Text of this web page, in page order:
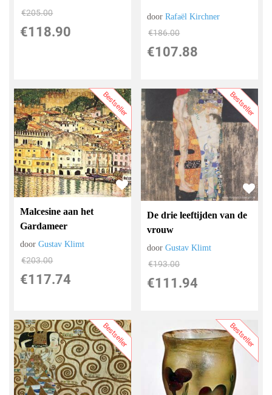
€205.00
€118.90
doorRafaël Kirchner
€186.00
€107.88
Bestseller
Malcesine aan het
Gardameer
doorGustav Klimt
€203.00
€117.74
Bestseller
De drie leeftijden van de
vrouw
doorGustav Klimt
€193.00
€111.94
Bestseller Bestseller